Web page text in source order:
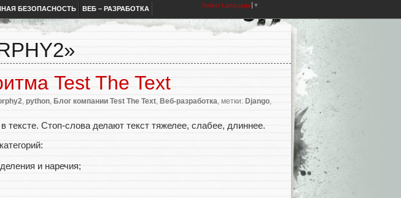
БЕЗОПАСНОСТЬ ВЕБ – РАЗРАБОТКА Select Language ▼
Test The Text
, python, Блог компании Test The Text, Веб-разработка, метки: Django,
тексте. Стоп-слова делают текст тяжелее, слабее, длиннее.
и наречия;